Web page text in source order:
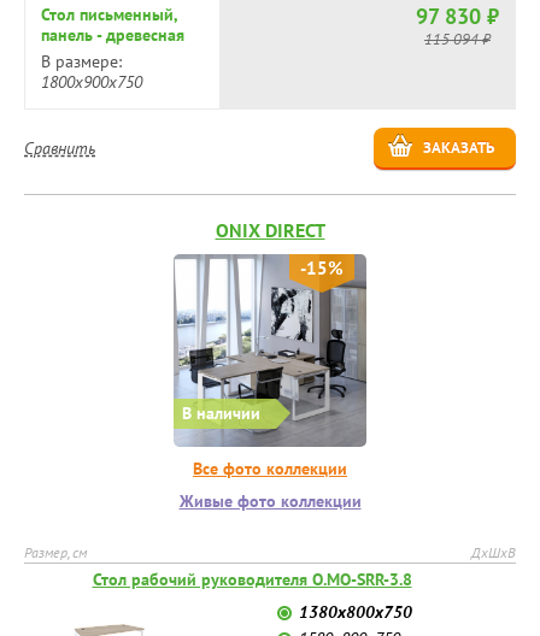
Стол письменный,
панель - древесная
AST 339 111
В размере:
1800x900x750
97 830 ₽
115 094 ₽
ЗАКАЗАТЬ
Сравнить
ONIX DIRECT
В наличии
-15%
Все фото коллекции
Живые фото коллекции
Размер, см ДхШхВ
Стол рабочий руководителя O.MO-SRR-3.8
1380х800х750